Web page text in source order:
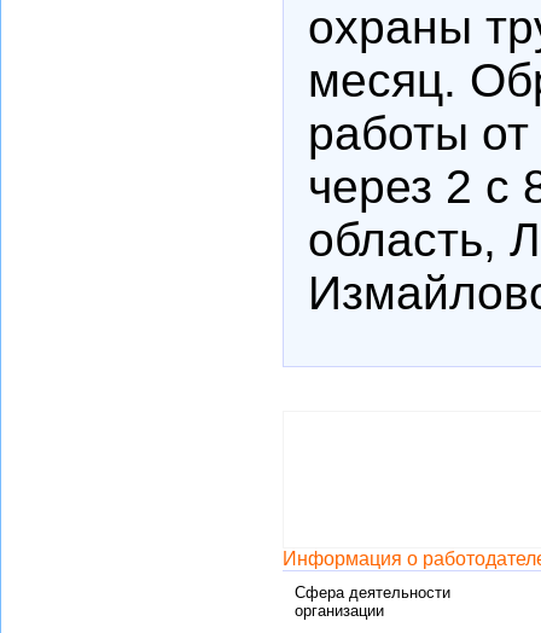
охраны
месяц.
работы
через 2 с
область,
Информация о
Сфера деятельности
организации